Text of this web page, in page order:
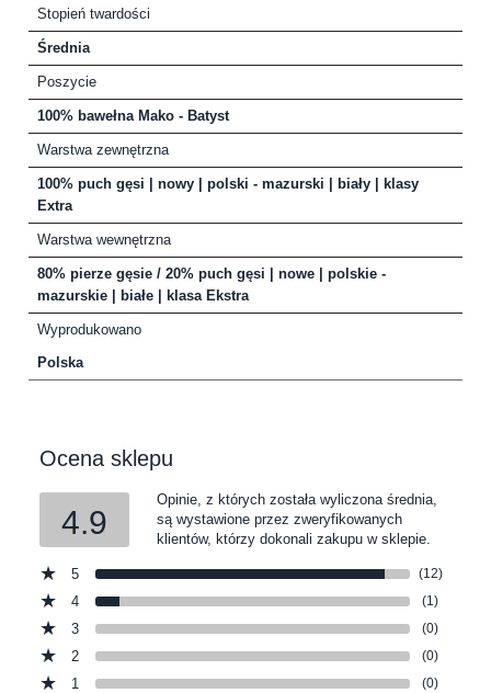
Stopień twardości
Średnia
Poszycie
100% bawełna Mako - Batyst
Warstwa zewnętrzna
100% puch gęsi | nowy | polski - mazurski | biały | klasy
Extra
Warstwa wewnętrzna
80% pierze gęsie / 20% puch gęsi | nowe | polskie -
mazurskie | białe | klasa Ekstra
Wyprodukowano
Polska
Ocena sklepu
4.9
Opinie, z których została wyliczona średnia,
są wystawione przez zweryfikowanych
klientów, którzy dokonali zakupu w sklepie.
5 (12)
4 (1)
3 (0)
2 (0)
1 (0)